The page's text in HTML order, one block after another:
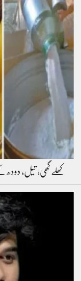
کھلے گھی، تیل، دودھ